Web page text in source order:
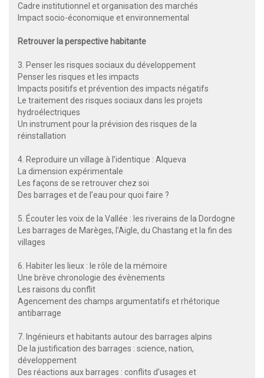
Cadre institutionnel et organisation des marchés
Impact socio-économique et environnemental
Retrouver la perspective habitante
3. Penser les risques sociaux du développement
Penser les risques et les impacts
Impacts positifs et prévention des impacts négatifs
Le traitement des risques sociaux dans les projets
hydroélectriques
Un instrument pour la prévision des risques de la
réinstallation
4. Reproduire un village à l’identique : Alqueva
La dimension expérimentale
Les façons de se retrouver chez soi
Des barrages et de l’eau pour quoi faire ?
5. Écouter les voix de la Vallée : les riverains de la Dordogne
Les barrages de Marèges, l’Aigle, du Chastang et la fin des
villages
6. Habiter les lieux : le rôle de la mémoire
Une brève chronologie des évènements
Les raisons du conflit
Agencement des champs argumentatifs et rhétorique
antibarrage
7. Ingénieurs et habitants autour des barrages alpins
De la justification des barrages : science, nation,
développement
Des réactions aux barrages : conflits d’usages et